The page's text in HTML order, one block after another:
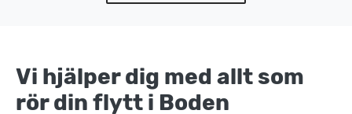
Vi hjälper dig med allt som
rör din flytt i Boden